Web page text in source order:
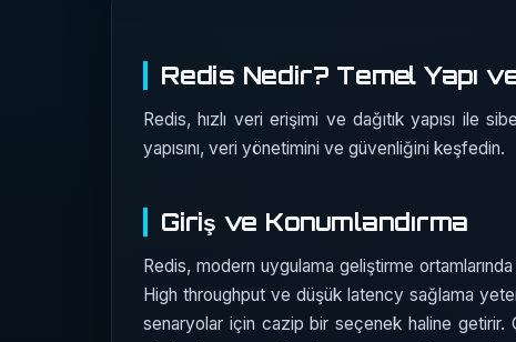
Redis Nedir? Temel Yapı
Redis, hızlı veri erişimi ve dağıtık yapısı ile
yapısını, veri yönetimini ve güvenliğini keşfedin.
Giriş ve Konumlandırma
Redis, modern uygulama geliştirme
High throughput ve düşük latency sağlama
senaryolar için cazip bir seçenek haline getirir.